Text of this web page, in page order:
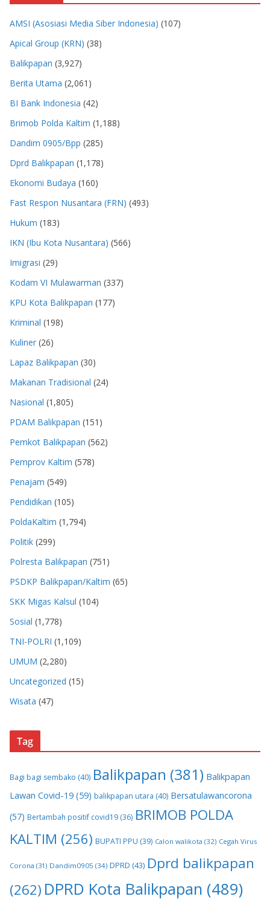
AMSI (Asosiasi Media Siber Indonesia) (107)
Apical Group (KRN) (38)
Balikpapan (3,927)
Berita Utama (2,061)
BI Bank Indonesia (42)
Brimob Polda Kaltim (1,188)
Dandim 0905/Bpp (285)
Dprd Balikpapan (1,178)
Ekonomi Budaya (160)
Fast Respon Nusantara (FRN) (493)
Hukum (183)
IKN (Ibu Kota Nusantara) (566)
Imigrasi (29)
Kodam VI Mulawarman (337)
KPU Kota Balikpapan (177)
Kriminal (198)
Kuliner (26)
Lapaz Balikpapan (30)
Makanan Tradisional (24)
Nasional (1,805)
PDAM Balikpapan (151)
Pemkot Balikpapan (562)
Pemprov Kaltim (578)
Penajam (549)
Pendidikan (105)
PoldaKaltim (1,794)
Politik (299)
Polresta Balikpapan (751)
PSDKP Balikpapan/Kaltim (65)
SKK Migas Kalsul (104)
Sosial (1,778)
TNI-POLRI (1,109)
UMUM (2,280)
Uncategorized (15)
Wisata (47)
Tag
Bagi bagi sembako (40) Balikpapan (381) Balikpapan
Lawan Covid-19 (59) balikpapan utara (40) Bersatulawancorona
(57) Bertambah positif covid19 (36) BRIMOB POLDA
KALTIM (256) BUPATI PPU (39) Calon walikota (32) Cegah Virus
Corona (31) Dandim0905 (34) DPRD (43) Dprd balikpapan
(262) DPRD Kota Balikpapan (489)